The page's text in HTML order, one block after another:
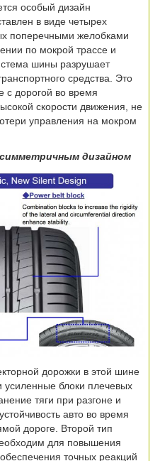
особый дизайн
в виде четырех
поперечными желобками
по мокрой трассе и
шины разрушает
средства. Это
с дорогой во время
скорости движения, не
управления на мокром
дизайном
дорожки в этой шине
блоки плечевых
тяги при разгоне и
авто во время
дороге. Второй тип
для повышения
точных реакций